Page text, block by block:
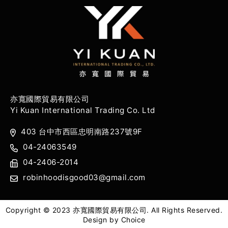
亦寬國際貿易有限公司
Yi Kuan International Trading Co. Ltd
403 台中市西區忠明南路237號9F
04-24063549
04-2406-2014
robinhoodisgood03@gmail.com
Copyright © 2023 亦寬國際貿易有限公司. All Rights Reserved.
Design by Choice